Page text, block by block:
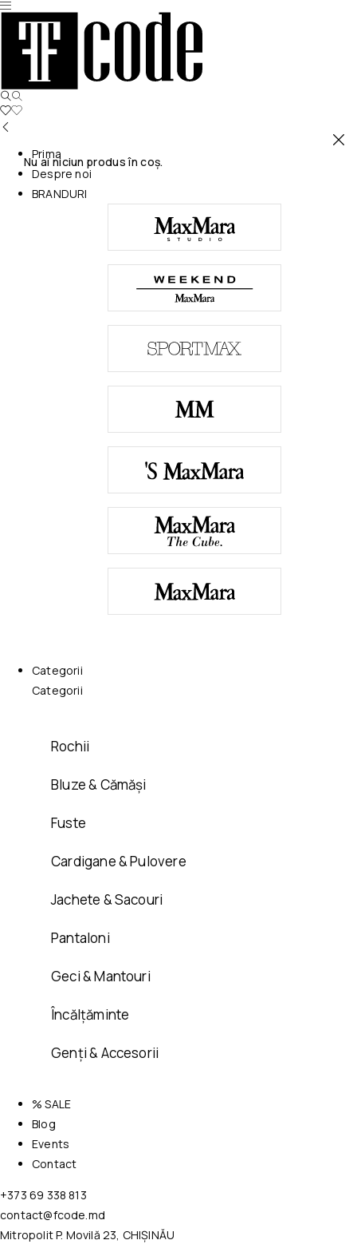
Nu ai niciun produs în coș.
Prima
Despre noi
BRANDURI
Categorii
Categorii
Rochii
Bluze & Cămăși
Fuste
Cardigane & Pulovere
Jachete & Sacouri
Pantaloni
Geci & Mantouri
Încălțăminte
Genți & Accesorii
% SALE
Blog
Events
Contact
+373 69 338 813
contact@fcode.md
Mitropolit P. Movilă 23, CHIȘINĂU